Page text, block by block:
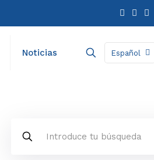
Noticias Español